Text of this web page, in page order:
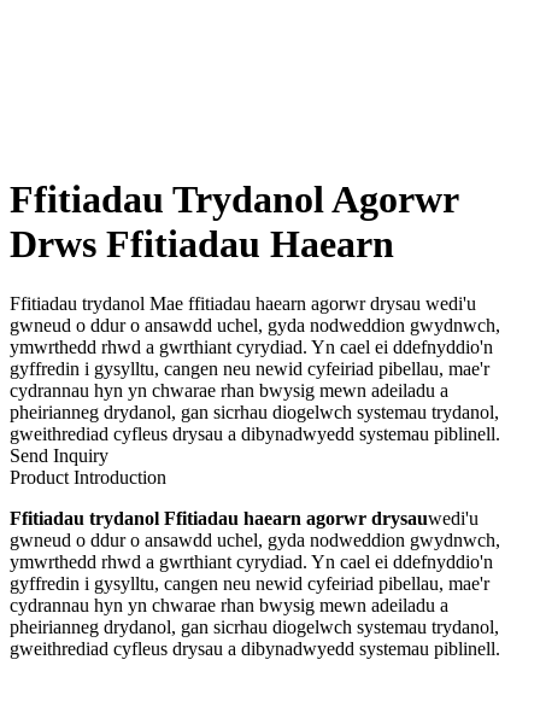
Ffitiadau Trydanol Agorwr
Drws Ffitiadau Haearn
Ffitiadau trydanol Mae ffitiadau haearn agorwr drysau wedi'u
gwneud o ddur o ansawdd uchel, gyda nodweddion gwydnwch,
ymwrthedd rhwd a gwrthiant cyrydiad. Yn cael ei ddefnyddio'n
gyffredin i gysylltu, cangen neu newid cyfeiriad pibellau, mae'r
cydrannau hyn yn chwarae rhan bwysig mewn adeiladu a
pheirianneg drydanol, gan sicrhau diogelwch systemau trydanol,
gweithrediad cyfleus drysau a dibynadwyedd systemau piblinell.
Send Inquiry
Product Introduction
Ffitiadau trydanol Ffitiadau haearn agorwr drysauwedi'u
gwneud o ddur o ansawdd uchel, gyda nodweddion gwydnwch,
ymwrthedd rhwd a gwrthiant cyrydiad. Yn cael ei ddefnyddio'n
gyffredin i gysylltu, cangen neu newid cyfeiriad pibellau, mae'r
cydrannau hyn yn chwarae rhan bwysig mewn adeiladu a
pheirianneg drydanol, gan sicrhau diogelwch systemau trydanol,
gweithrediad cyfleus drysau a dibynadwyedd systemau piblinell.